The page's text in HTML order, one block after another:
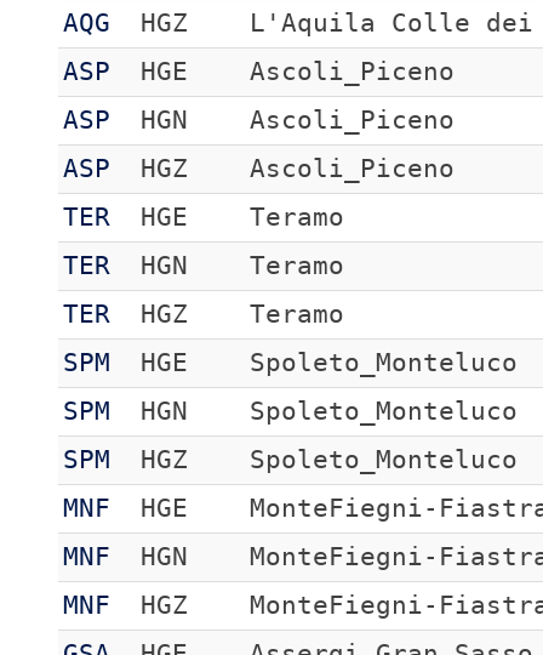
AQG
HGZ
L'Aquila Colle
ASP
HGE
Ascoli_Piceno
ASP
HGN
Ascoli_Piceno
ASP
HGZ
Ascoli_Piceno
TER
HGE
Teramo
TER
HGN
Teramo
TER
HGZ
Teramo
SPM
HGE
Spoleto_Monteluco
SPM
HGN
Spoleto_Monteluco
SPM
HGZ
Spoleto_Monteluco
MNF
HGE
MonteFiegni-
MNF
HGN
MonteFiegni-
MNF
HGZ
MonteFiegni-